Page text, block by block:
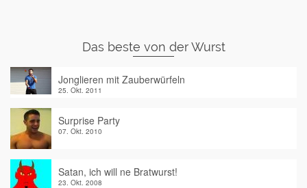
Das beste von der Wurst
Jonglieren mit Zauberwürfeln
25. Okt. 2011
Surprise Party
07. Okt. 2010
Satan, ich will ne Bratwurst!
23. Okt. 2008